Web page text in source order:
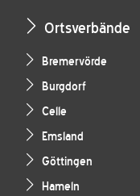
Ortsverbände
Bremervörde
Burgdorf
Celle
Emsland
Göttingen
Hameln